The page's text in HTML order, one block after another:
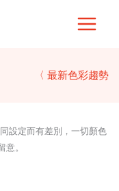
〈 最新色彩趨勢
設定而有差別，一切顏色
。